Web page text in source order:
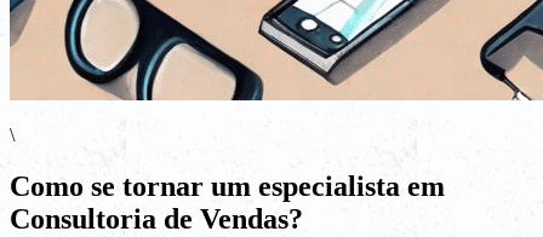
\
Como se tornar um especialista em
Consultoria de Vendas?